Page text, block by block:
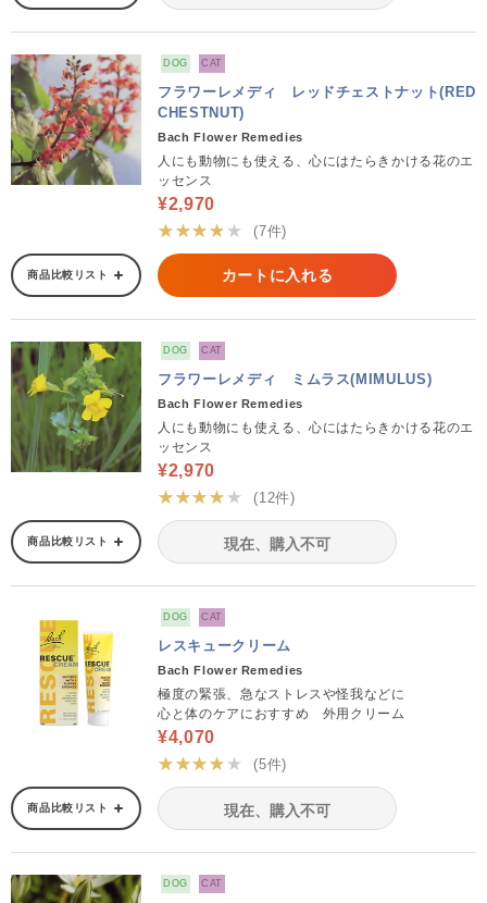
DOG CAT
フラワーレメディ レッドチェストナット(RED
CHESTNUT)
Bach Flower Remedies
人にも動物にも使える、心にはたらきかける花のエ
ッセンス
¥2,970
★★★★★
(7件)
商品比較リスト カートに入れる
DOG CAT
フラワーレメディ ミムラス(MIMULUS)
Bach Flower Remedies
人にも動物にも使える、心にはたらきかける花のエ
ッセンス
¥2,970
★★★★★
(12件)
商品比較リスト 現在、購入不可
DOG CAT
レスキュークリーム
Bach Flower Remedies
極度の緊張、急なストレスや怪我などに
心と体のケアにおすすめ 外用クリーム
¥4,070
★★★★★
(5件)
商品比較リスト 現在、購入不可
DOG CAT